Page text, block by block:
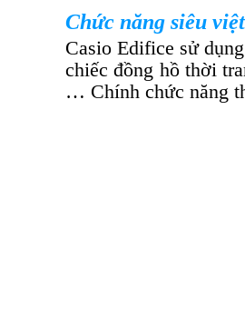
Chức năng siêu việt
Casio Edifice sử
chiếc đồng hồ thời
… Chính chức năng